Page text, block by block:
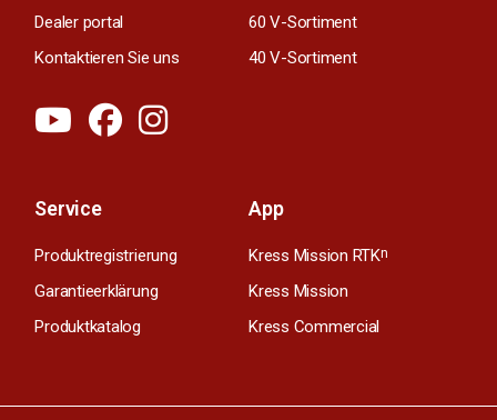
Dealer portal
Kontaktieren Sie uns
60 V-Sortiment
40 V-Sortiment
Service
Produktregistrierung
Garantieerklärung
Produktkatalog
App
Kress Mission RTKn
Kress Mission
Kress Commercial